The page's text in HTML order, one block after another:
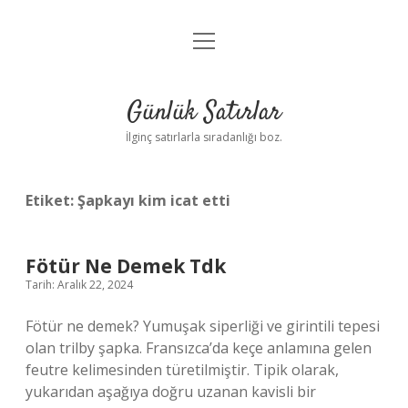
Anasayfa
Yasal Uyarı
menüyü
Günlük Satırlar
İlginç satırlarla sıradanlığı boz.
Etiket:Şapkayı kim icat etti
Fötür Ne Demek Tdk
Tarih: Aralık 22, 2024
Fötür ne demek? Yumuşak siperliği ve girintili tepesi
olan trilby şapka. Fransızca’da keçe anlamına gelen
feutre kelimesinden türetilmiştir. Tipik olarak,
yukarıdan aşağıya doğru uzanan kavisli bir